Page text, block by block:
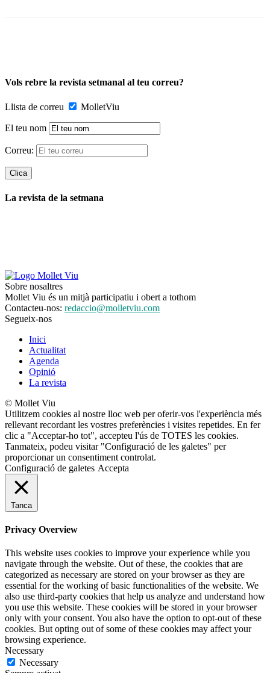
Vols rebre la revista setmanal al teu correu?
Llista de correu MolletViu
El teu nom
Correu:
La revista de la setmana
Sobre nosaltres
Mollet Viu és un mitjà participatiu i obert a tothom
Contacteu-nos: redaccio@molletviu.com
Segueix-nos
Inici
Actualitat
Agenda
Opinió
La revista
© Mollet Viu
Utilitzem cookies al nostre lloc web per oferir-vos l'experiència més
rellevant recordant les vostres preferències i visites repetides. En fer
clic a "Acceptar-ho tot", accepteu l'ús de TOTES les cookies.
Tanmateix, podeu visitar "Configuració de les galetes" per
proporcionar un consentiment controlat.
Configuració de galetes Accepta
Tanca
Privacy Overview
This website uses cookies to improve your experience while you
navigate through the website. Out of these, the cookies that are
categorized as necessary are stored on your browser as they are
essential for the working of basic functionalities of the website. We
also use third-party cookies that help us analyze and understand how
you use this website. These cookies will be stored in your browser
only with your consent. You also have the option to opt-out of these
cookies. But opting out of some of these cookies may affect your
browsing experience.
Necessary
Necessary